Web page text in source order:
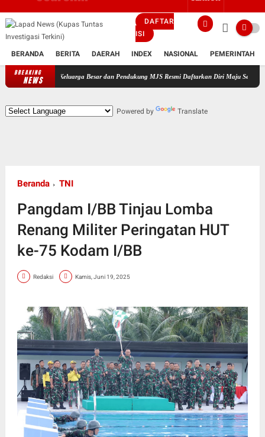
DAFTAR
ISI
BERANDA BERITA DAERAH INDEX NASIONAL PEMERINTAH
BREAKING
NEWS
Keluarga Besar dan Pendukung MJS Resmi Daftarkan Diri Maju Sebagai Calon
Powered by Translate
Beranda TNI
Pangdam I/BB Tinjau Lomba
Renang Militer Peringatan HUT
ke-75 Kodam I/BB
Redaksi Kamis, Juni 19, 2025